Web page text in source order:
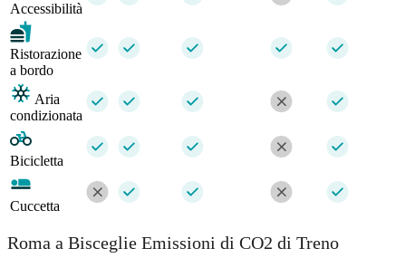
Accessibilità
Ristorazione
a bordo
Aria
condizionata
Bicicletta
Cuccetta
Roma a Bisceglie Emissioni di CO2 di Treno